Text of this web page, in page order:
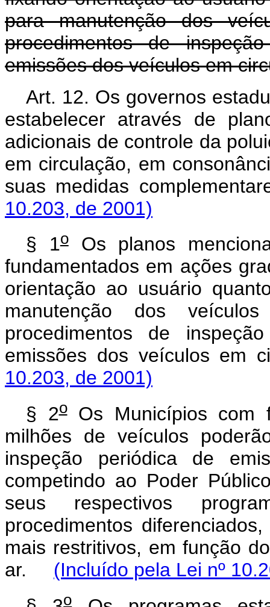
para manutenção dos
procedimentos de
emissões dos veículos em
Art. 12. Os governos
estabelecer através de
adicionais de controle da
em circulação, em
suas medidas
10.203, de 2001)
§ 1oOs planos
fundamentados em ações
orientação ao usuário
manutenção dos
procedimentos de
emissões dos veículos
10.203, de 2001)
§ 2oOs Municípios com
milhões de veículos
inspeção periódica de
competindo ao Poder
seus respectivos
procedimentos
mais restritivos, em função
ar. (Incluído pela Lei nº
o